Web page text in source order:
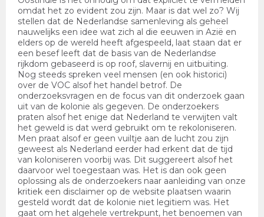
omdat het zo evident zou zijn. Maar is dat wel zo? Wij
stellen dat de Nederlandse samenleving als geheel
nauwelijks een idee wat zich al die eeuwen in Azië en
elders op de wereld heeft afgespeeld, laat staan dat er
een besef leeft dat de basis van de Nederlandse
rijkdom gebaseerd is op roof, slavernij en uitbuiting.
Nog steeds spreken veel mensen (en ook historici)
over de VOC alsof het handel betrof. De
onderzoeksvragen en de focus van dit onderzoek gaan
uit van de kolonie als gegeven. De onderzoekers
praten alsof het enige dat Nederland te verwijten valt
het geweld is dat werd gebruikt om te rekoloniseren.
Men praat alsof er geen vuiltje aan de lucht zou zijn
geweest als Nederland eerder had erkent dat de tijd
van koloniseren voorbij was. Dit suggereert alsof het
daarvoor wel toegestaan was. Het is dan ook geen
oplossing als de onderzoekers naar aanleiding van onze
kritiek een disclaimer op de website plaatsen waarin
gesteld wordt dat de kolonie niet legitiem was. Het
gaat om het algehele vertrekpunt, het benoemen van